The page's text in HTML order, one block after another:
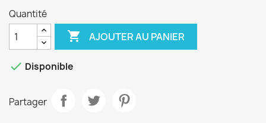
Quantité
 AJOUTER AU PANIER
 Disponible
Partager